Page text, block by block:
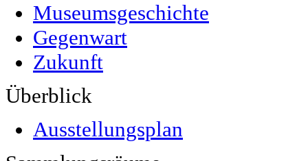
Museumsgeschichte
Gegenwart
Zukunft
Überblick
Ausstellungsplan